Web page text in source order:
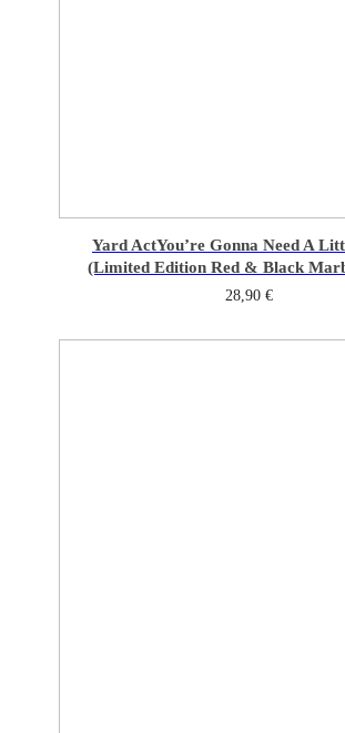
Yard ActYou’re Gonna Need A
(Limited Edition Red & Black
28,90 €